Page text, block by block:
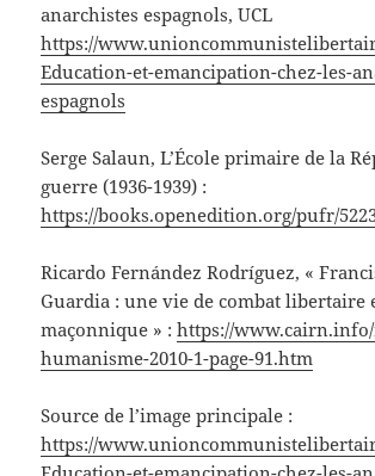
anarchistes espagnols, UCL
https://
Education-et-emancipation-chez-les-
espagnols
Serge Salaun, L’École primaire de la
guerre (1936-1939) :
https://books.openedition.org/pufr/
Ricardo Fernández Rodríguez, «
Guardia : une vie de combat libertaire
maçonnique » :https://
humanisme-2010-1-page-91.htm
Source de l’image principale :
https://